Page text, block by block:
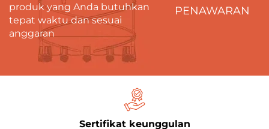
produk yang Anda butuhkan
tepat waktu dan sesuai
anggaran
PENAWARAN
Sertifikat keunggulan